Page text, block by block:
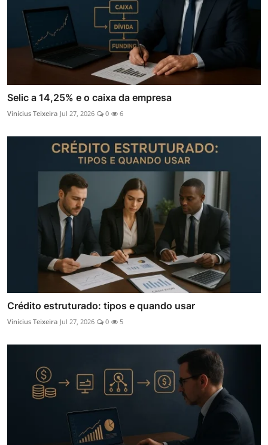
Selic a 14,25% e o caixa da empresa
Vinicius Teixeira Jul 27, 2026 0 6
Crédito estruturado: tipos e quando usar
Vinicius Teixeira Jul 27, 2026 0 5